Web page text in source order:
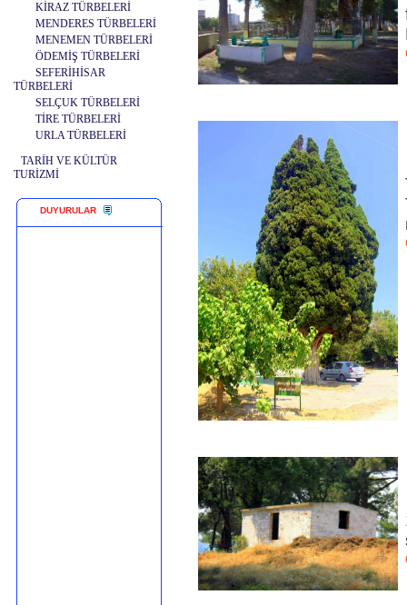
KİRAZ TÜRBELERİ
MENDERES TÜRBELERİ
MENEMEN TÜRBELERİ
ÖDEMİŞ TÜRBELERİ
SEFERİHİSAR
TÜRBELERİ
SELÇUK TÜRBELERİ
TİRE TÜRBELERİ
URLA TÜRBELERİ
TARİH VE KÜLTÜR
TURİZMİ
DUYURULAR